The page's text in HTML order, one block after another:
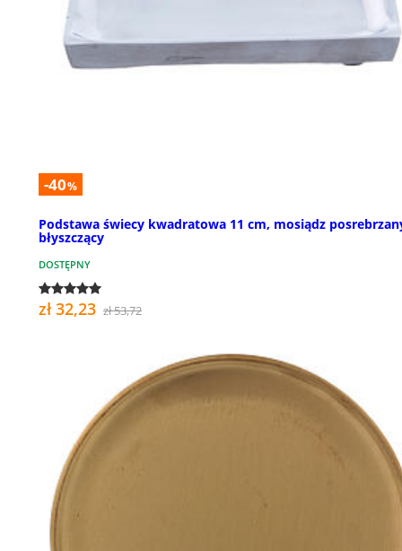
-40%
Podstawa świecy kwadratowa 11 cm, mosiądz
błyszczący
DOSTĘPNY
zł 32,23 zł 53,72